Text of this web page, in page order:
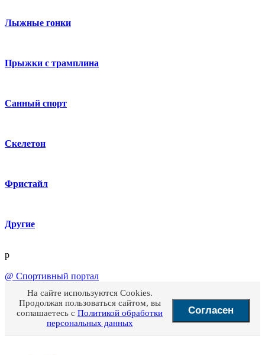
Лыжные гонки
Прыжки с трамплина
Санный спорт
Скелетон
Фристайл
Другие
p
@ Спортивный портал
На сайте используются Cookies.
Продолжая пользоваться сайтом, вы
соглашаетесь с Политикой обработки
персональных данных
Согласен